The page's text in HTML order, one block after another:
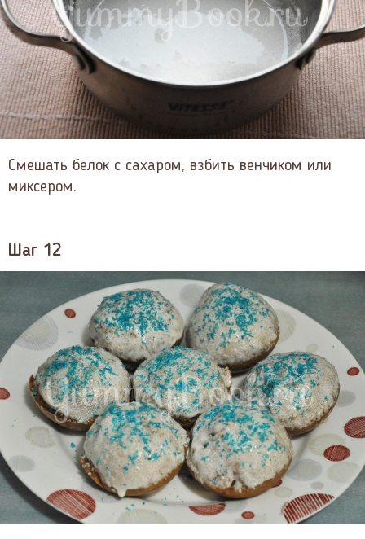
Смешать белок с сахаром, взбить венчиком или
миксером.
Шаг 12